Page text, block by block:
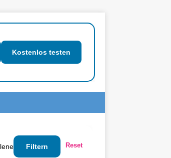
Kostenlos testen
Filtern Reset